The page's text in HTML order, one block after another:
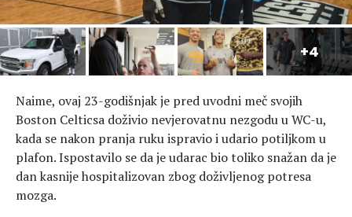
Naime, ovaj 23-godišnjak je pred uvodni meč svojih
Boston Celticsa doživio nevjerovatnu nezgodu u WC-u,
kada se nakon pranja ruku ispravio i udario potiljkom u
plafon. Ispostavilo se da je udarac bio toliko snažan da je
dan kasnije hospitalizovan zbog doživljenog potresa
mozga.